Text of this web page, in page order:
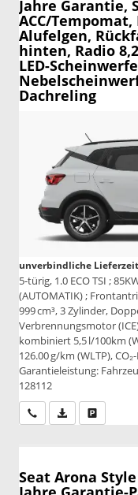
Jahre Garantie,
ACC/
Alufelgen,
hinten, Radio
LED-
Dachreling
unverbindliche
5-türig, 1.0 ECO TSI ;
(AUTOMATIK) ;
999 cm³, 3 Zylinder,
Verbrennungsmotor
kombiniert 5,5 l/100km
126.00 g/km (WLTP),
Garantieleistung:
128112
Wir rufen Sie an
PDF-Datei,
Seat Arona Style